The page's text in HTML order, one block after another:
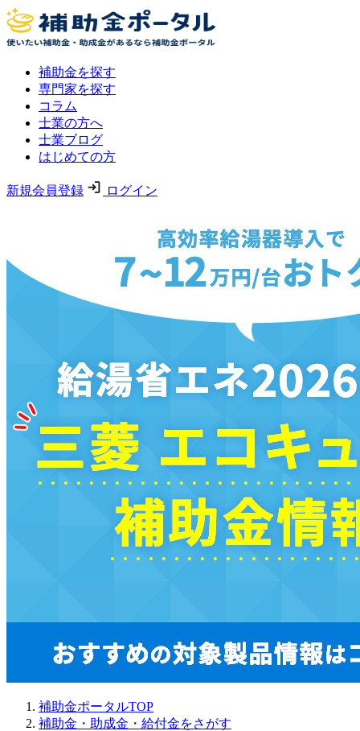
補助金を探す
専門家を探す
コラム
士業の方へ
士業ブログ
はじめての方
新規会員登録 ログイン
補助金ポータルTOP
補助金・助成金・給付金をさがす